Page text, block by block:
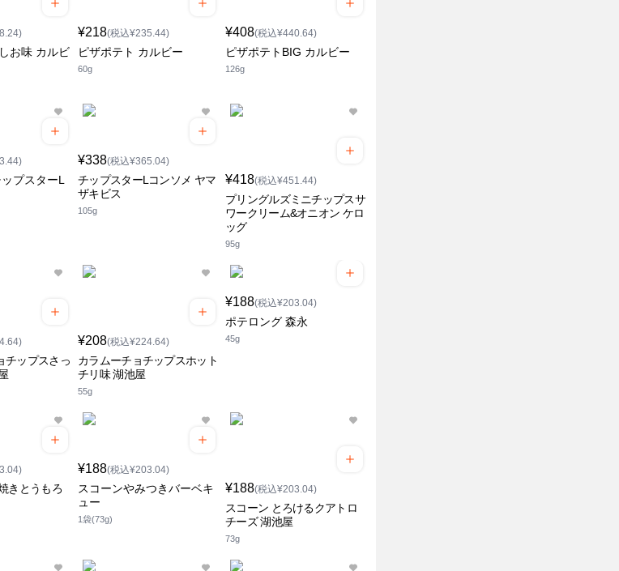
お味 カルビ
¥218(税込¥235.44)
ピザポテト カルビー
60g
¥408(税込¥440.64)
ピザポテトBIG カルビー
126g
プスターL
¥338(税込¥365.04)
チップスターLコンソメ ヤマ
ザキビス
105g
¥418(税込¥451.44)
プリングルズミニチップスサ
ワークリーム&オニオン ケロ
ッグ
95g
チップスさっ
¥208(税込¥224.64)
カラムーチョチップスホット
チリ味 湖池屋
55g
¥188(税込¥203.04)
ポテロング 森永
45g
きとうもろ
¥188(税込¥203.04)
スコーンやみつきバーベキ
ュー
1袋(73g)
¥188(税込¥203.04)
スコーン とろけるクアトロ
チーズ 湖池屋
73g